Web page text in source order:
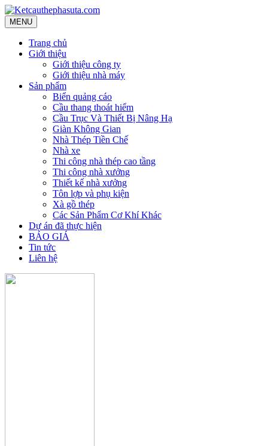
MENU
Trang chủ
Giới thiệu
Giới thiệu công ty
Giới thiệu nhà máy
Sản phẩm
Biển quảng cáo
Cầu thang thoát hiểm
Cầu Trục Và Thiết Bị Nâng Hạ
Giàn Không Gian
Nhà Thép Tiền Chế
Nhà xe
Thi công nhà thép cao tầng
Thi công nhà xưởng
Thiết kế nhà xưởng
Tôn lợp và phụ kiện
Xà gồ thép
Các Sản Phẩm Cơ Khí Khác
Dự án đã thực hiện
BÁO GIÁ
Tin tức
Liên hệ